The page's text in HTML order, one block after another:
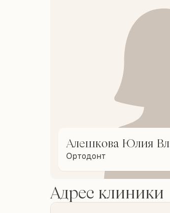
Алешкова Юлия
Ортодонт
Адрес клиники